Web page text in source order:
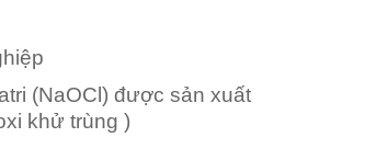
(NaOCl) được sản xuất
khử trùng )